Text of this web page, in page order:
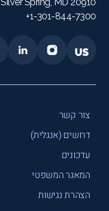
Silver Spring, MD 20910
1-301-844-7300+
צור קשר
דרושים (אנגלית)
עדכונים
המאגר המשפטי
הצהרת נגישות